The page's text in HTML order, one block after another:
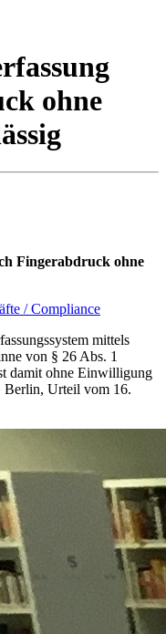
ohne
Fingerabdruck ohne
/ Compliance
mittels
von § 26 Abs. 1
damit ohne Einwilligung
Berlin, Urteil vom 16.